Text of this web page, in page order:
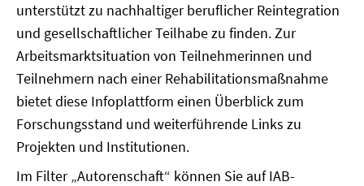
unterstützt zu nachhaltiger beruflicher Reintegration
und gesellschaftlicher Teilhabe zu finden. Zur
Arbeitsmarktsituation von Teilnehmerinnen und
Teilnehmern nach einer Rehabilitationsmaßnahme
bietet diese Infoplattform einen Überblick zum
Forschungsstand und weiterführende Links zu
Projekten und Institutionen.
Im Filter „Autorenschaft“ können Sie auf IAB-